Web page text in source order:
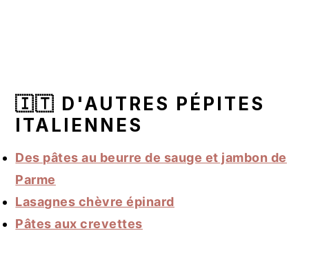
🇮🇹 D'AUTRES PÉPITES
ITALIENNES
Des pâtes au beurre de sauge et jambon de
Parme
Lasagnes chèvre épinard
Pâtes aux crevettes